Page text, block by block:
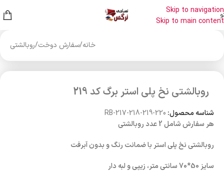
Skip to navigation
Skip to main content
خانه/سفارش دوخت/روبالشتی
روبالشتی نخ پلی استر برگ کد 219
شناسه محصول: RB-217-218-219-220
هر سفارش شامل 2 عدد روبالشتی
روبالشتی نخ پلی استر با ضمانت رنگ و بدون آبرفت
سایز 50*70 سانتی متر، زیپی و لبه دار